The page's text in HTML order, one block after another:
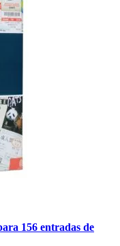
156 entradas de